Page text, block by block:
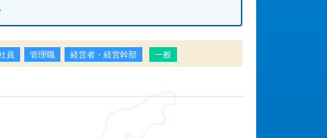
員 管理職 経営者・経営幹部 一般